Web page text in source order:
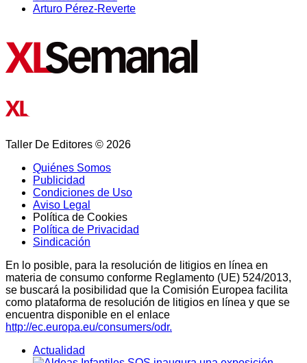
Arturo Pérez-Reverte
Taller De Editores © 2026
Quiénes Somos
Publicidad
Condiciones de Uso
Aviso Legal
Política de Cookies
Política de Privacidad
Sindicación
En lo posible, para la resolución de litigios en línea en
materia de consumo conforme Reglamento (UE) 524/2013,
se buscará la posibilidad que la Comisión Europea facilita
como plataforma de resolución de litigios en línea y que se
encuentra disponible en el enlace
http://ec.europa.eu/consumers/odr.
Actualidad